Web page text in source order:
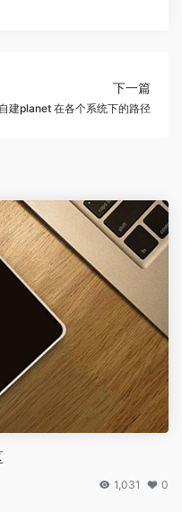
下一篇
建planet 在各个系统下的路径
1,031 0